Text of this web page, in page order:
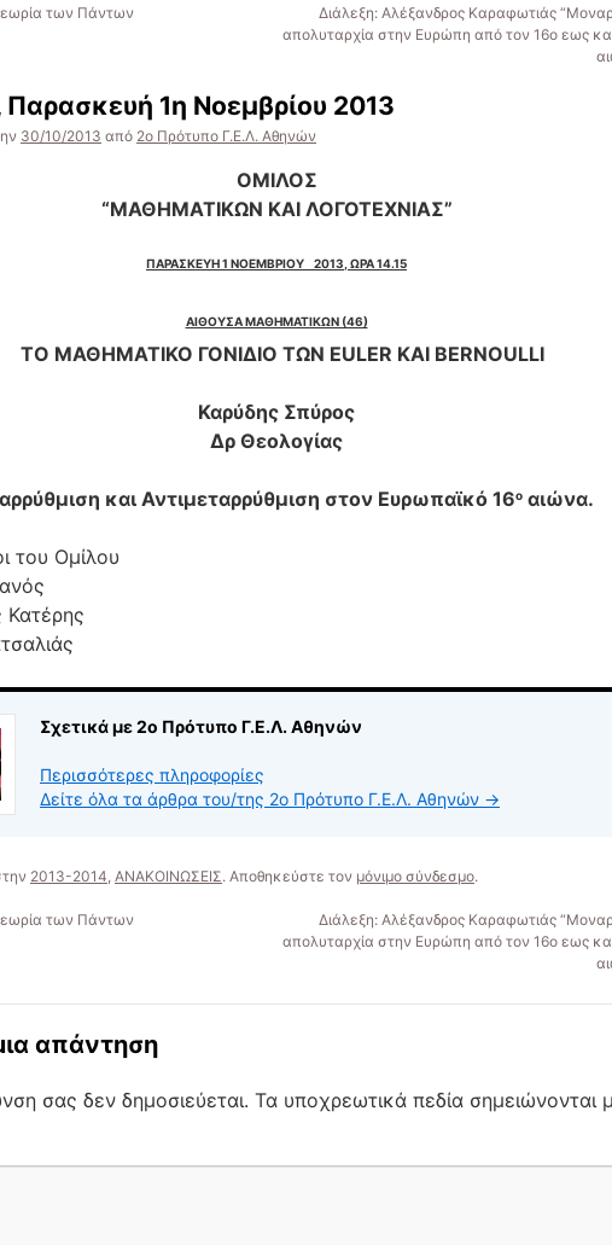
των Πάντων
Διάλεξη: Αλέξανδρος Καραφωτιάς
απολυταρχία στην Ευρώπη από τον 16ο εως
Παρασκευή 1η Νοεμβρίου 2013
30/10/2013 από 2ο Πρότυπο Γ.Ε.Λ. Αθηνών
ΟΜΙΛΟΣ
“ΜΑΘΗΜΑΤΙΚΩΝ ΚΑΙ ΛΟΓΟΤΕΧΝΙΑΣ”
ΠΑΡΑΣΚΕΥΗ1 ΝΟΕΜΒΡΙΟΥ 2013, ΩΡΑ 14.15
ΑΙΘΟΥΣΑ ΜΑΘΗΜΑΤΙΚΩΝ (46)
TΟ ΜΑΘΗΜΑΤΙΚΟ ΓΟΝΙΔΙΟ ΤΩΝ EULER ΚΑΙ BERNOULLI
Καρύδης Σπύρος
Δρ Θεολογίας
και Αντιμεταρρύθμιση στον Ευρωπαϊκό 16ο αιώνα.
του Ομίλου
Κατέρης
Σχετικά με 2ο Πρότυπο Γ.Ε.Λ. Αθηνών
Περισσότερες πληροφορίες
Δείτε όλα τα άρθρα του/της 2ο Πρότυπο Γ.Ε.Λ. Αθηνών →
2013-2014, ΑΝΑΚΟΙΝΩΣΕΙΣ. Αποθηκεύστε τον μόνιμο σύνδεσμο.
των Πάντων
Διάλεξη: Αλέξανδρος Καραφωτιάς
απολυταρχία στην Ευρώπη από τον 16ο εως
απάντηση
σας δεν δημοσιεύεται. Τα υποχρεωτικά πεδία σημειώνονται